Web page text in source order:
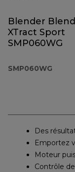
Blender
XTract Sport
SMP060WG
SMP060WG
Des
Emportez
Moteur
Contrôle